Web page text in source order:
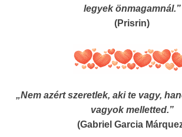
legyek önmagamnál.”
(Prisrin)
„Nem azért szeretlek, aki te vagy,
vagyok melletted.”
(Gabriel Garcia